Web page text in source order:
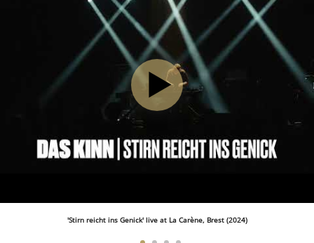
'Stirn reicht ins Genick' live at La Carène, Brest (2024)